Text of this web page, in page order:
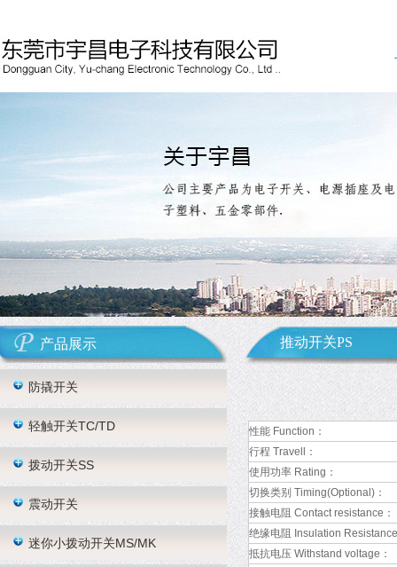
产品展示
防撬开关
轻触开关TC/TD
拨动开关SS
震动开关
迷你小拨动开关MS/MK
推动开关PS
性能 Function：
行程 Travell：
使用功率 Rating：
切换类别 Timing(Optional)：
接触电阻 Contact resistance：
绝缘电阻 Insulation
抵抗电压 Withstand voltage：